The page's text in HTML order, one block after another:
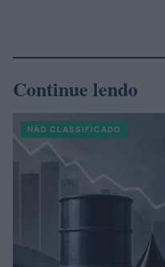
Continue lendo
NÃO CLASSIFICADO